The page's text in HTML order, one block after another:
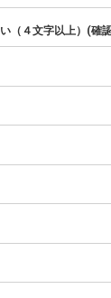
（４文字以上）(確